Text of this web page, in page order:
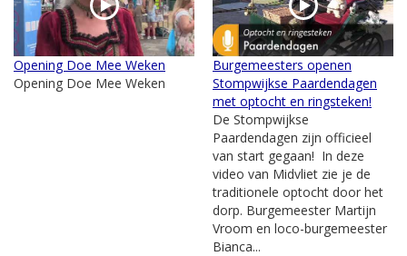
Opening Doe Mee Weken
Opening Doe Mee Weken
Burgemeesters openen
Stompwijkse Paardendagen
met optocht en ringsteken!
De Stompwijkse
Paardendagen zijn officieel
van start gegaan! In deze
video van Midvliet zie je de
traditionele optocht door het
dorp. Burgemeester Martijn
Vroom en loco-burgemeester
Bianca...